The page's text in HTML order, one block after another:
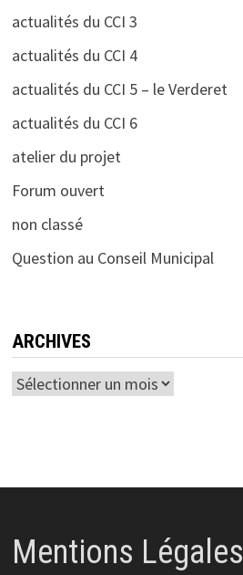
actualités du CCI 3
actualités du CCI 4
actualités du CCI 5 – le Verderet
actualités du CCI 6
atelier du projet
Forum ouvert
non classé
Question au Conseil Municipal
ARCHIVES
Archives
Mentions Légales